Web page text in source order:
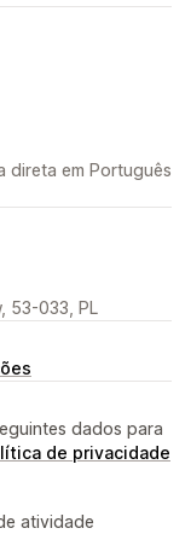
direta em Português
53-033, PL
dados para
de privacidade
atividade